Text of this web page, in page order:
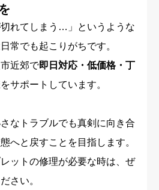
切れてしまう…」というような
常でも起こりがちです。
近郊で即日対応・低価格・丁
サポートしています。
なトラブルでも真剣に向き合
へと戻すことを目指します。
ットの修理が必要な時は、ぜ
さい。